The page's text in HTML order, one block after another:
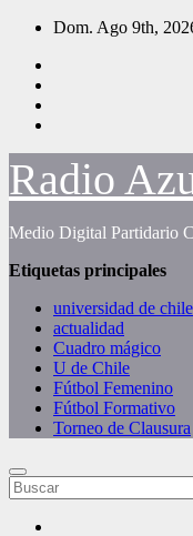
Saltar
contenido
Dom. Ago 9th,
Radio
Medio Digital Partidario
Etiquetas principales
universidad de chile
actualidad
Cuadro mágico
U de Chile
Fútbol Femenino
Fútbol Formativo
Torneo de Clausura